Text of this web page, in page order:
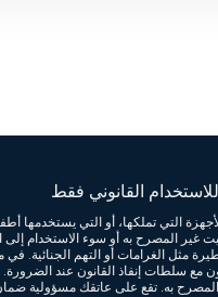
القانوني فقط
التي تملكها، أو التي يستخدمها
غير المصرح به أو سوء الاستخدام
مثل الغرامات أو التهم الجنائية.
به. تقع على عاتقك مسؤولية ضمان